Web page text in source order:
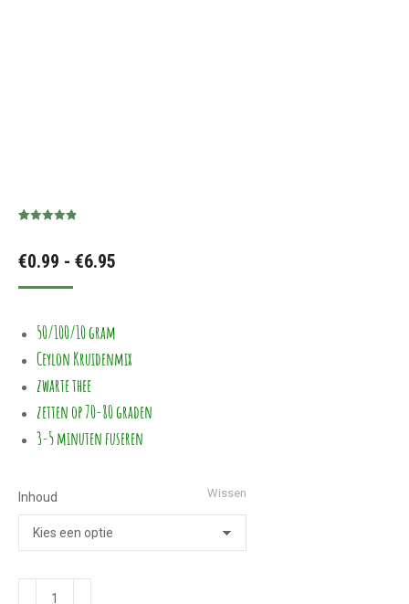
€0.99 - €6.95
gebaseerd
opklant
50/100/10 gram
Ceylon Kruidenmix
zwarte thee
zetten op 70-80 graden
3-5 minuten fuseren
Inhoud Wissen
Zwarte